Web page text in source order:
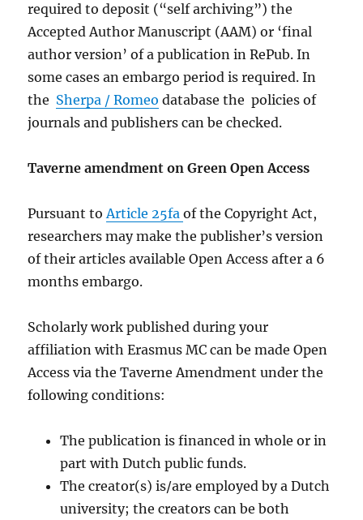
required to deposit (“self archiving”) the
Accepted Author Manuscript (AAM) or ‘final
author version’ of a publication in RePub. In
some cases an embargo period is required. In
the Sherpa / Romeo database the policies of
journals and publishers can be checked.
Taverne amendment on Green Open Access
Pursuant toArticle 25faof the Copyright Act,
researchers may make the publisher’s version
of their articles available Open Access after a 6
months embargo.
Scholarly work published during your
affiliation with Erasmus MC can be made Open
Access via the Taverne Amendment under the
following conditions:
The publication is financed in whole or in
part with Dutch public funds.
The creator(s) is/are employed by a Dutch
university; the creators can be both